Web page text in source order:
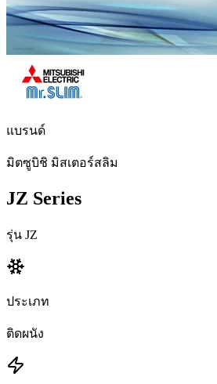
แบรนด์
มิตซูบิชิ มิสเตอร์สลิม
JZ Series
รุ่น JZ
ประเภท
ติดผนัง